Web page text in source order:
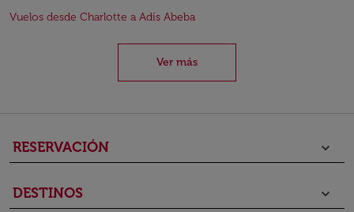
Vuelos desde Charlotte a Adís Abeba
Ver más
RESERVACIÓN keyboard_arrow_down
DESTINOS keyboard_arrow_down